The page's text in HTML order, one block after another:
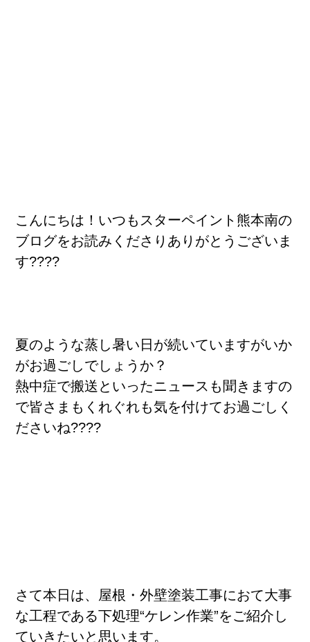
お客様のお声
こんにちは！いつもスターペイント熊本南の
ブログをお読みくださりありがとうございま
す????
夏のような蒸し暑い日が続いていますがいか
がお過ごしでしょうか？
熱中症で搬送といったニュースも聞きますの
で皆さまもくれぐれも気を付けてお過ごしく
ださいね????
さて本日は、屋根・外壁塗装工事におて大事
な工程である下処理“ケレン作業”をご紹介し
ていきたいと思います。